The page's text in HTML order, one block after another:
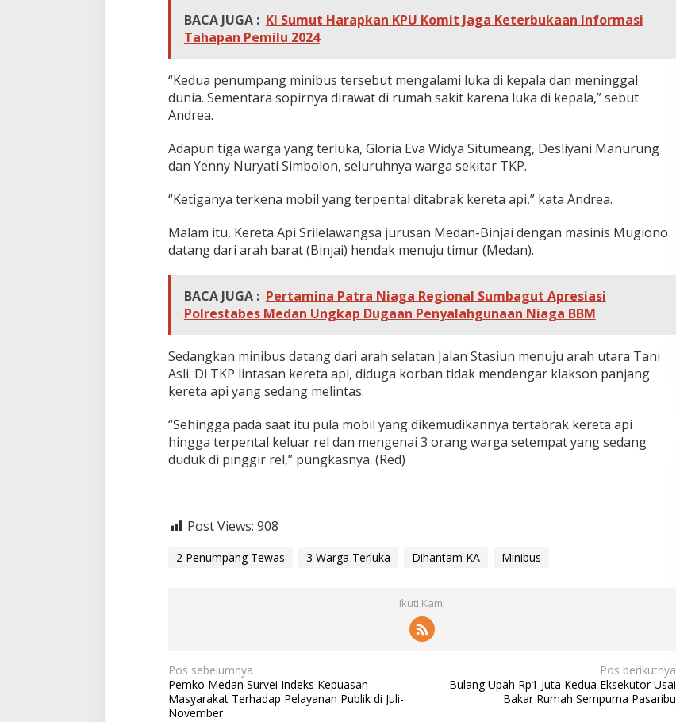
BACA JUGA : KI Sumut Harapkan KPU Komit Jaga Keterbukaan Informasi
Tahapan Pemilu 2024
“Kedua penumpang minibus tersebut mengalami luka di kepala dan meninggal
dunia. Sementara sopirnya dirawat di rumah sakit karena luka di kepala,” sebut
Andrea.
Adapun tiga warga yang terluka, Gloria Eva Widya Situmeang, Desliyani Manurung
dan Yenny Nuryati Simbolon, seluruhnya warga sekitar TKP.
“Ketiganya terkena mobil yang terpental ditabrak kereta api,” kata Andrea.
Malam itu, Kereta Api Srilelawangsa jurusan Medan-Binjai dengan masinis Mugiono
datang dari arah barat (Binjai) hendak menuju timur (Medan).
BACA JUGA : Pertamina Patra Niaga Regional Sumbagut Apresiasi
Polrestabes Medan Ungkap Dugaan Penyalahgunaan Niaga BBM
Sedangkan minibus datang dari arah selatan Jalan Stasiun menuju arah utara Tani
Asli. Di TKP lintasan kereta api, diduga korban tidak mendengar klakson panjang
kereta api yang sedang melintas.
“Sehingga pada saat itu pula mobil yang dikemudikannya tertabrak kereta api
hingga terpental keluar rel dan mengenai 3 orang warga setempat yang sedang
duduk di pinggir rel,” pungkasnya. (Red)
Post Views: 908
2 Penumpang Tewas 3 Warga Terluka Dihantam KA Minibus
Ikuti Kami
Navigasi
pos
Pos sebelumnya
Pemko Medan Survei Indeks Kepuasan
Masyarakat Terhadap Pelayanan Publik di Juli-
November
Pos berikutnya
Bulang Upah Rp1 Juta Kedua Eksekutor Usai
Bakar Rumah Sempurna Pasaribu